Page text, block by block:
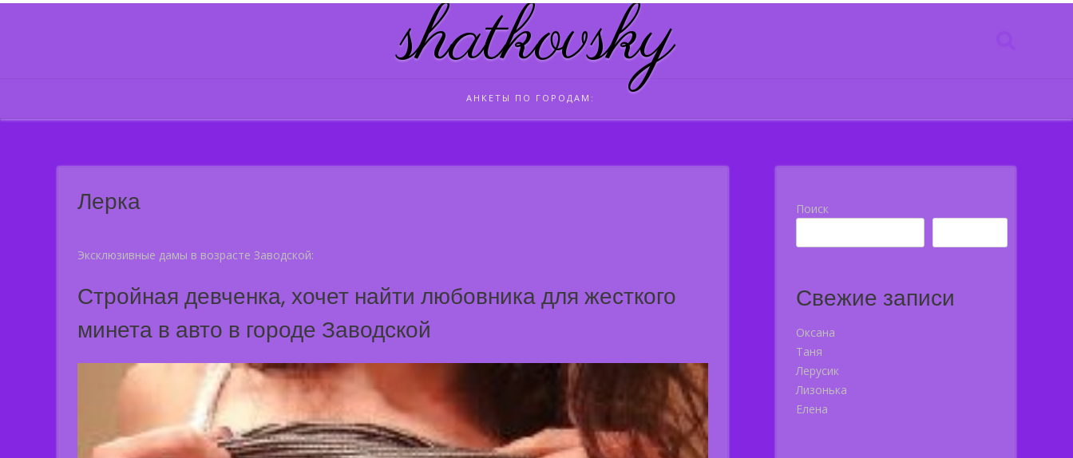
Skip
shatkovsky
АНКЕТЫ ПО ГОРОДАМ:
Лерка
Эксклюзивные дамы в возрасте Заводской:
Стройная девченка, хочет найти любовника для жесткого
минета в авто в городе Заводской
Поиск
Свежие записи
Оксана
Таня
Лерусик
Лизонька
Елена